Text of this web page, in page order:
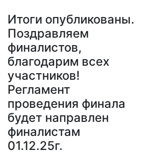
Итоги опубликованы.
Поздравляем
финалистов,
благодарим всех
участников!
Регламент
проведения финала
будет направлен
финалистам
01.12.25г.